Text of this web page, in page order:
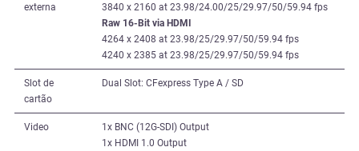
externa
3840 x 2160 at 23.98/24.00/25/29.97/50/59.94 fps
Raw 16-Bit via HDMI
4264 x 2408 at 23.98/25/29.97/50/59.94 fps
4240 x 2385 at 23.98/25/29.97/50/59.94 fps
Slot de
cartão
Dual Slot: CFexpress Type A / SD
Video
1x BNC (12G-SDI) Output
1x HDMI 1.0 Output